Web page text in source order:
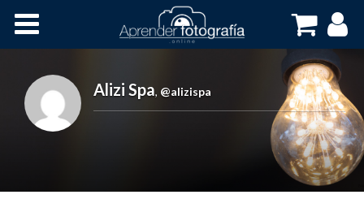
Cursos OnLine
Alizi Spa, @alizispa